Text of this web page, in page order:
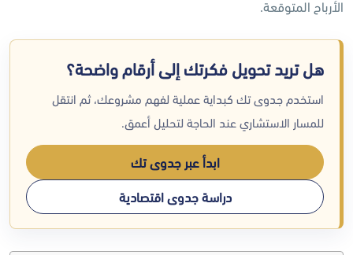
الأرباح المتوقعة.
هل تريد تحويل فكرتك إلى أرقام واضحة؟
استخدم جدوى تك كبداية عملية لفهم مشروعك، ثم انتقل
للمسار الاستشاري عند الحاجة لتحليل أعمق.
ابدأ عبر جدوى تك
دراسة جدوى اقتصادية